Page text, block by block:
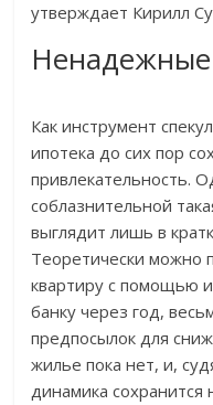
утверждает Кирилл
Как инструмент
ипотека до сих пор
привлекательность.
соблазнительной
выглядит лишь в
Теоретически можно
квартиру с помощью
банку через год,
предпосылок для
жилье пока нет, и,
динамика